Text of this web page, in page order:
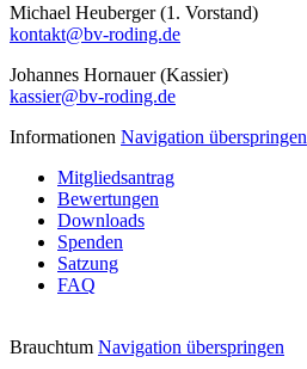
Michael Heuberger (1. Vorstand)
kontakt@bv-roding.de
Johannes Hornauer (Kassier)
kassier@bv-roding.de
Informationen Navigation überspringen
Mitgliedsantrag
Bewertungen
Downloads
Spenden
Satzung
FAQ
Brauchtum Navigation überspringen